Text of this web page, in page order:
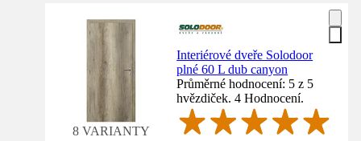
8 VARIANTY
Interiérové dveře Solodoor
plné 60 L dub canyon
Průměrné hodnocení: 5 z 5
hvězdiček. 4 Hodnocení.